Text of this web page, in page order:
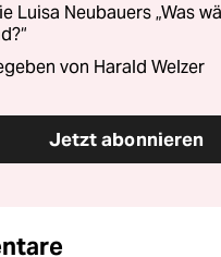
Luisa Neubauers „Was
von Harald Welzer
Jetzt abonnieren